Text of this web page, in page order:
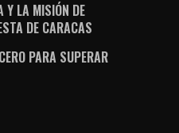
Y LA MISIÓN DE
DE CARACAS
PARA SUPERAR